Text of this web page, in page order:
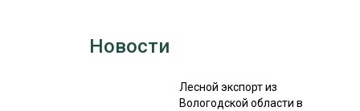
WOODEX-2021Новости
Лесной экспорт из
Вологодской области в